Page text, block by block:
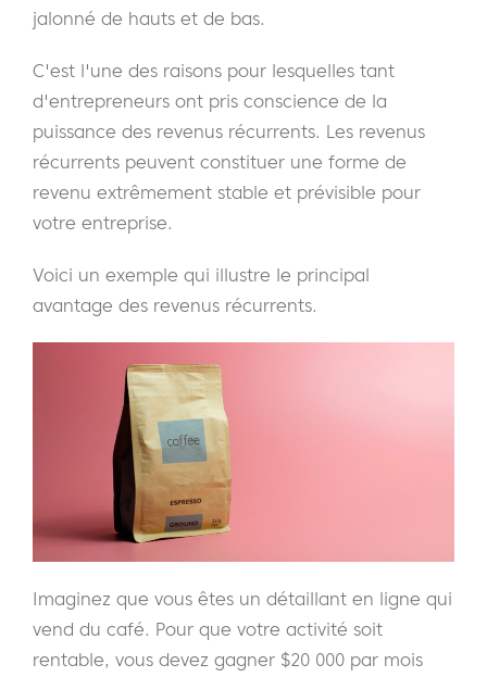
jalonné de hauts et de bas.
C'est l'une des raisons pour lesquelles tant
d'entrepreneurs ont pris conscience de la
puissance des revenus récurrents. Les revenus
récurrents peuvent constituer une forme de
revenu extrêmement stable et prévisible pour
votre entreprise.
Voici un exemple qui illustre le principal
avantage des revenus récurrents.
Imaginez que vous êtes un détaillant en ligne qui
vend du café. Pour que votre activité soit
rentable, vous devez gagner $20 000 par mois